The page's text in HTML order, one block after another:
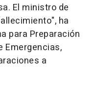
El ministro de
ha
para Preparación
Emergencias,
a